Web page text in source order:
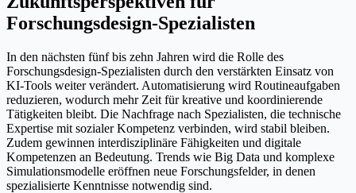
Forschungsdesign-Spezialisten
In den nächsten fünf bis zehn Jahren wird die Rolle des
Forschungsdesign-Spezialisten durch den verstärkten Einsatz von
KI-Tools weiter verändert. Automatisierung wird Routineaufgaben
reduzieren, wodurch mehr Zeit für kreative und koordinierende
Tätigkeiten bleibt. Die Nachfrage nach Spezialisten, die technische
Expertise mit sozialer Kompetenz verbinden, wird stabil bleiben.
Zudem gewinnen interdisziplinäre Fähigkeiten und digitale
Kompetenzen an Bedeutung. Trends wie Big Data und komplexe
Simulationsmodelle eröffnen neue Forschungsfelder, in denen
spezialisierte Kenntnisse notwendig sind.